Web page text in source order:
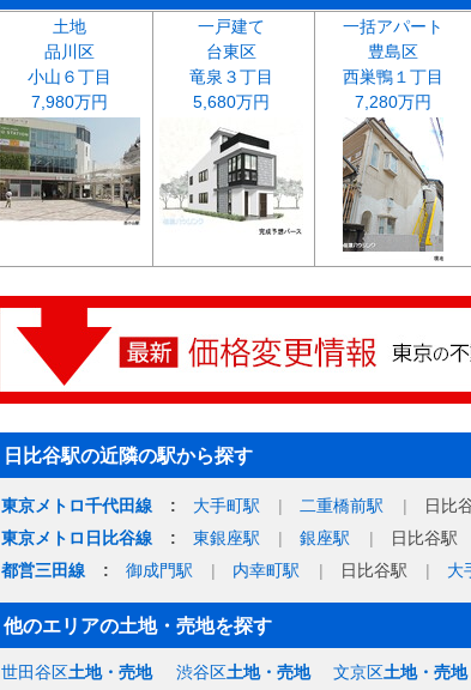
土地
品川区
小山６丁目
7,980万円
一戸建て
台東区
竜泉３丁目
5,680万円
一括アパート
豊島区
西巣鴨１丁目
7,280万円
日比谷駅の近隣の駅から探す
東京メトロ千代田線 大手町駅 二重橋前駅 日比
東京メトロ日比谷線
東銀座駅 銀座駅 日比谷駅
都営三田線
御成門駅 内幸町駅 日比谷駅 大
他のエリアの土地・売地を探す
世田谷区土地・売地 渋谷区土地・売地 文京区土地・売地